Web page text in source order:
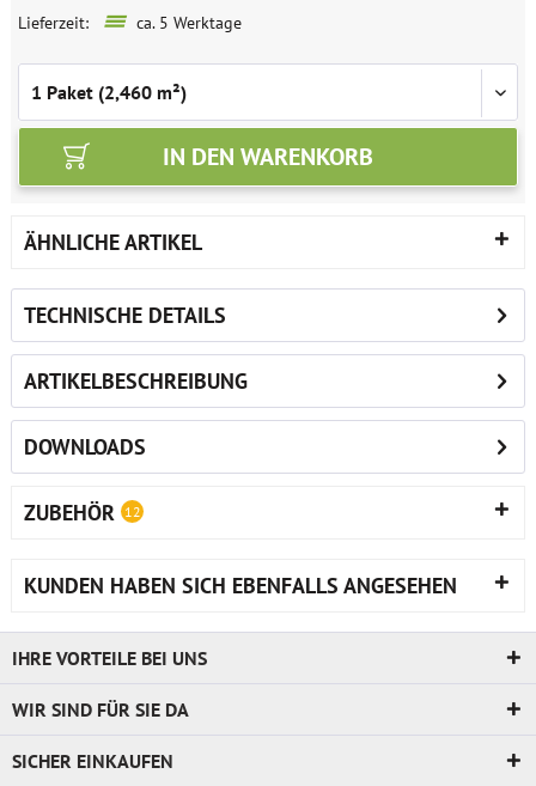
Lieferzeit: ca. 5 Werktage
IN DEN WARENKORB
ÄHNLICHE ARTIKEL
TECHNISCHE DETAILS
ARTIKELBESCHREIBUNG
DOWNLOADS
ZUBEHÖR 12
KUNDEN HABEN SICH EBENFALLS ANGESEHEN
IHRE VORTEILE BEI UNS
WIR SIND FÜR SIE DA
SICHER EINKAUFEN